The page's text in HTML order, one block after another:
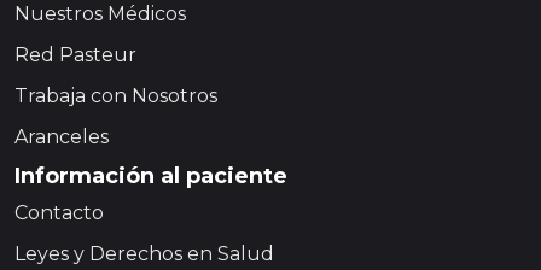
Nuestros Médicos
Red Pasteur
Trabaja con Nosotros
Aranceles
Información al paciente
Contacto
Leyes y Derechos en Salud